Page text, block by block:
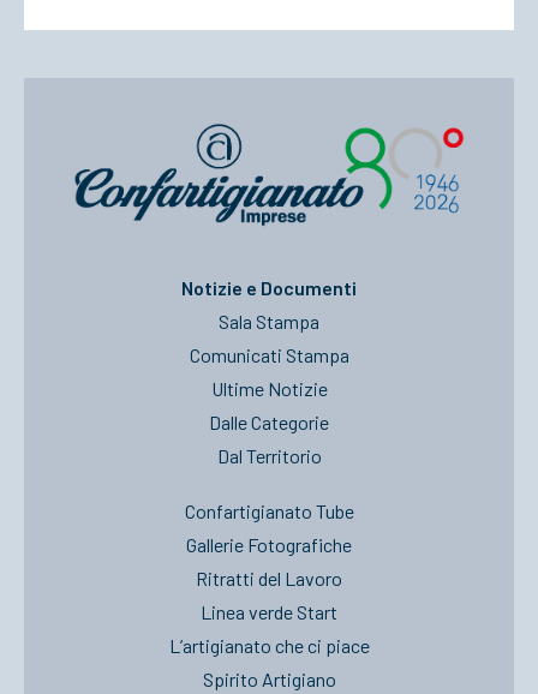
Notizie e Documenti
Sala Stampa
Comunicati Stampa
Ultime Notizie
Dalle Categorie
Dal Territorio
Confartigianato Tube
Gallerie Fotografiche
Ritratti del Lavoro
Linea verde Start
L’artigianato che ci piace
Spirito Artigiano